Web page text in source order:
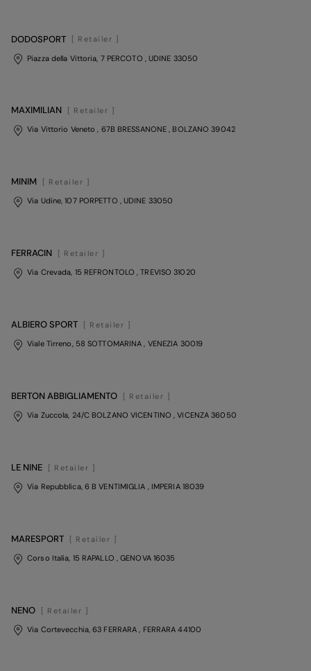
DODOSPORT
[ Retailer ]
Piazza della Vittoria, 7 PERCOTO
, UDINE 33050
MAXIMILIAN
[ Retailer ]
Via Vittorio Veneto , 67B BRESSANONE, BOLZANO 39042
MINIM
[ Retailer ]
Via Udine, 107 PORPETTO , UDINE 33050
FERRACIN
[ Retailer ]
Via Crevada, 15 REFRONTOLO, TREVISO 31020
ALBIERO SPORT
[ Retailer ]
Viale Tirreno, 58 SOTTOMARINA, VENEZIA 30019
BERTON ABBIGLIAMENTO
[ Retailer ]
Via Zuccola, 24/C BOLZANO VICENTINO, VICENZA 36050
LE NINE
[ Retailer ]
Via Repubblica, 6 B VENTIMIGLIA , IMPERIA18039
MARESPORT
[ Retailer ]
Corso Italia, 15 RAPALLO , GENOVA16035
NENO
[ Retailer ]
Via Cortevecchia, 63 FERRARA, FERRARA 44100